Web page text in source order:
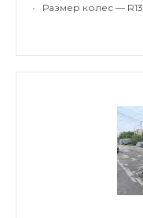
•
Размер колес — R13